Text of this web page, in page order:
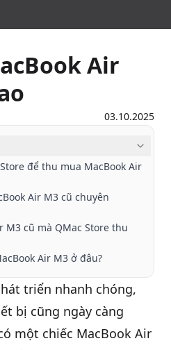
Air
03.10.2025
để thu mua MacBook Air
Air M3 cũ chuyên
M3 cũ mà QMac Store thu
Air M3 ở đâu?
triển nhanh chóng,
bị cũng ngày càng
một chiếc MacBook Air